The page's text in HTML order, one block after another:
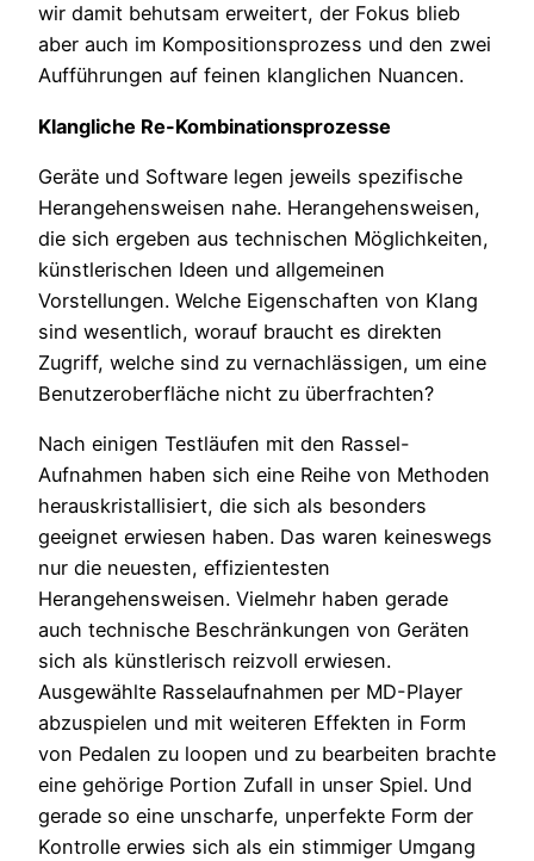
wir damit behutsam erweitert, der Fokus blieb
aber auch im Kompositionsprozess und den zwei
Aufführungen auf feinen klanglichen Nuancen.
Klangliche Re-Kombinationsprozesse
Geräte und Software legen jeweils spezifische
Herangehensweisen nahe. Herangehensweisen,
die sich ergeben aus technischen Möglichkeiten,
künstlerischen Ideen und allgemeinen
Vorstellungen. Welche Eigenschaften von Klang
sind wesentlich, worauf braucht es direkten
Zugriff, welche sind zu vernachlässigen, um eine
Benutzeroberfläche nicht zu überfrachten?
Nach einigen Testläufen mit den Rassel-
Aufnahmen haben sich eine Reihe von Methoden
herauskristallisiert, die sich als besonders
geeignet erwiesen haben. Das waren keineswegs
nur die neuesten, effizientesten
Herangehensweisen. Vielmehr haben gerade
auch technische Beschränkungen von Geräten
sich als künstlerisch reizvoll erwiesen.
Ausgewählte Rasselaufnahmen per MD-Player
abzuspielen und mit weiteren Effekten in Form
von Pedalen zu loopen und zu bearbeiten brachte
eine gehörige Portion Zufall in unser Spiel. Und
gerade so eine unscharfe, unperfekte Form der
Kontrolle erwies sich als ein stimmiger Umgang